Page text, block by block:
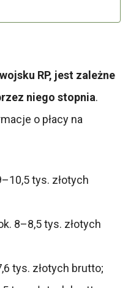
RP, jest zależne
niego stopnia.
o płacy na
tys. złotych
8–8,5 tys. złotych
tys. złotych brutto;